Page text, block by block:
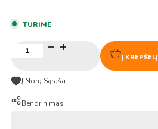
TURIME
kiekis:
Churum
korėjietiškas
soju
Į KREPŠELĮ
Į Norų Sąraša
Bendrinimas